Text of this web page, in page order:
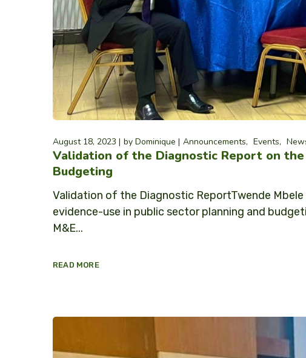
August 18, 2023 by Dominique Announcements Events
Validation of the Diagnostic Report on
Budgeting
Validation of the Diagnostic ReportTwende
evidence-use in public sector planning and
M&E...
READ MORE